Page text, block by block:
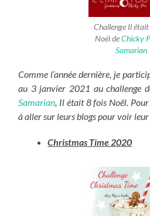
Challenge Il
Noël deChicky
Samarian
Comme l’année dernière, je
au 3 janvier 2021 au challenge
Samarian, Il était 8 fois Noël. Pour
à aller sur leurs blogs pour voir
Christmas Time 2020